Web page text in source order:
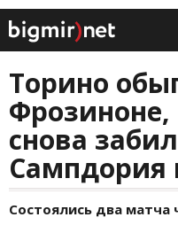
Торино
Фрозиноне,
снова
Сампдория
Состоялись два матча